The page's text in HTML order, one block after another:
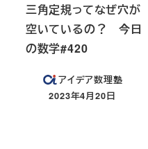
三角定規ってなぜ穴が
空いているの？ 今日
の数学#420
アイデア数理塾
投稿日
2023年4月20日